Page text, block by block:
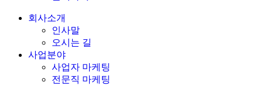
회사소개
인사말
오시는 길
사업분야
사업자 마케팅
전문직 마케팅